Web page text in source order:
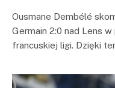
Ousmane Dembélé
Germain 2:0 nad Lens
francuskiej ligi. Dzięki